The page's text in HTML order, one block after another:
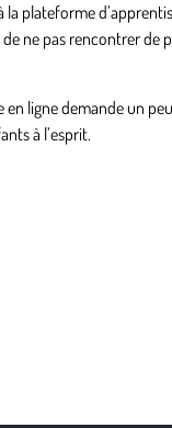
plateforme
ne pas rencontrer
ligne demande un
à l’esprit.